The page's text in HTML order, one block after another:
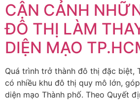
CẬN CẢNH
ĐÔ THỊ LÀM
DIỆN MẠO
Quá trình trở thành đô thị đặc biệt,
có nhiều khu đô thị quy mô lớn,
diện mạo Thành phố. Theo Quyết